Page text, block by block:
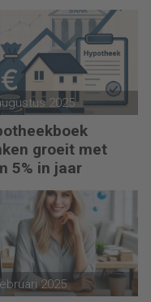
in eigen
2025
groeit met
5% in jaar
2025